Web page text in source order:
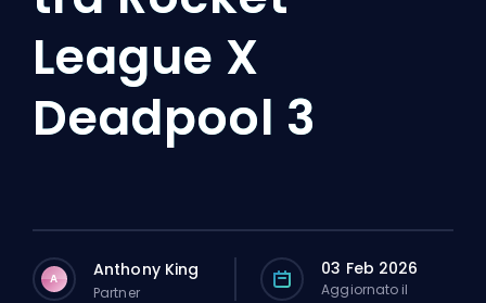
League X
Deadpool 3
A Anthony King
Partner
03 Feb 2026
Aggiornato il